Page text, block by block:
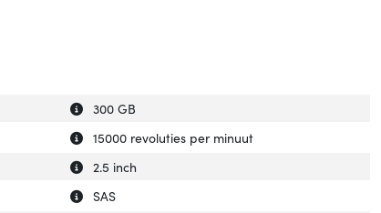
Uitleg over 'HDD capaciteit'
Verberg uitleg over 'HDD capaciteit'
300 GB
Uitleg over 'HDD rotatiesnelheid'
Verberg uitleg over 'HDD rotatiesnelheid'
15000 revoluties per minuut
Uitleg over 'Harde schijf, omvang'
Verberg uitleg over 'Harde schijf, omvang'
2.5 inch
Uitleg over 'Interface'
Verberg uitleg over 'Interface'
SAS